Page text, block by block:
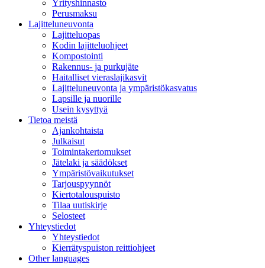
Yrityshinnasto
Perusmaksu
Lajitteluneuvonta
Lajitteluopas
Kodin lajitteluohjeet
Kompostointi
Rakennus- ja purkujäte
Haitalliset vieraslajikasvit
Lajitteluneuvonta ja ympäristökasvatus
Lapsille ja nuorille
Usein kysyttyä
Tietoa meistä
Ajankohtaista
Julkaisut
Toimintakertomukset
Jätelaki ja säädökset
Ympäristövaikutukset
Tarjouspyynnöt
Kiertotalouspuisto
Tilaa uutiskirje
Selosteet
Yhteystiedot
Yhteystiedot
Kierrätyspuiston reittiohjeet
Other languages